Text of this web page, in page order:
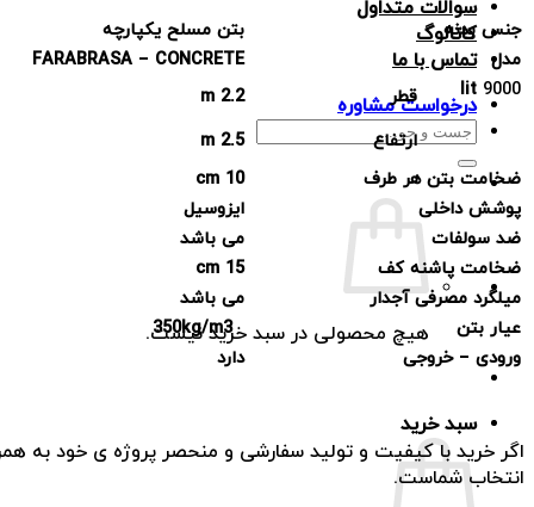
سوالات متداول
کاتالوگ
تماس با ما
درخواست مشاوره
جستجو
برای:
هیچ محصولی در سبد خرید نیست.
سبد خرید
جنس بدنه
بتن مسلح یکپارچه
مدل
FARABRASA – CONCRETE
lit 9000 قطر
2.2 m
ارتفاع
2.5 m
ضخامت بتن هر طرف
10 cm
پوشش داخلی
ایزوسیل
ضد سولفات
می باشد
ضخامت پاشنه کف
15 cm
میلگرد مصرفی آجدار
می باشد
عیار بتن
350kg/m
3
ورودی – خروجی دارد
اگر خرید با کیفیت و تولید سفارشی و منحصر پروژه ی خود به
انتخاب شماست.